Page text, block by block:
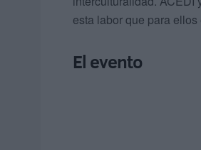
esta labor que para ellos
El evento